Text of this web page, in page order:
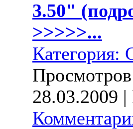
3.50"
>>>>>...
Категория:
28.03.2009 |